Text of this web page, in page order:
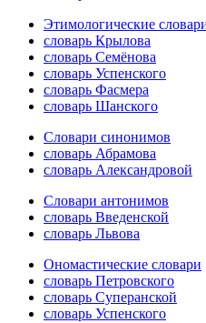
Этимологические
словарь Крылова
словарь Семёнова
словарь Успенского
словарь Фасмера
словарь Шанского
Словари синонимов
словарь Абрамова
словарь Александровой
Словари антонимов
словарь Введенской
словарь Львова
Ономастические словари
словарь Петровского
словарь Суперанской
словарь Успенского